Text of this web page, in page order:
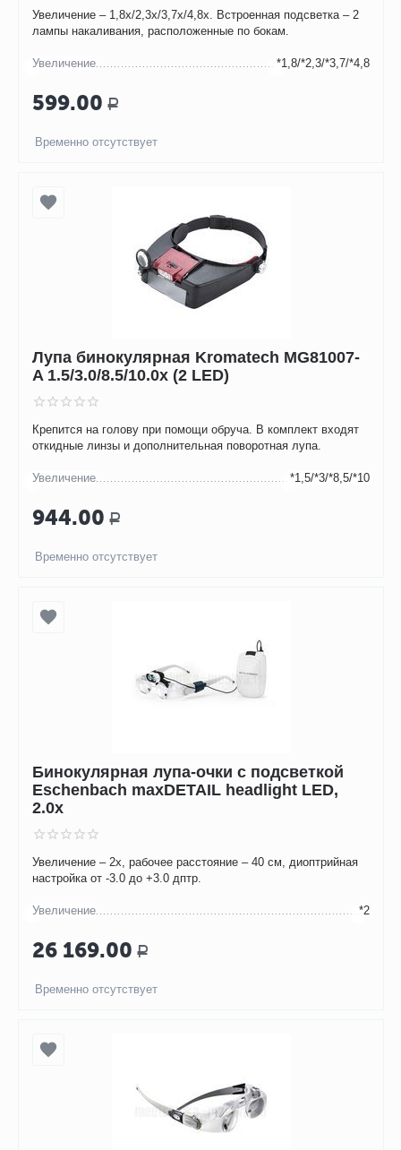
Увеличение – 1,8х/2,3х/3,7х/4,8х. Встроенная подсветка – 2
лампы накаливания, расположенные по бокам.
Увеличение *1,8/*2,3/*3,7/*4,8
599.00 Р
Временно отсутствует
Лупа бинокулярная Kromatech MG81007-
A 1.5/3.0/8.5/10.0x (2 LED)
Крепится на голову при помощи обруча. В комплект входят
откидные линзы и дополнительная поворотная лупа.
Увеличение *1,5/*3/*8,5/*10
944.00 Р
Временно отсутствует
Бинокулярная лупа-очки с подсветкой
Eschenbach maxDETAIL headlight LED,
2.0x
Увеличение – 2х, рабочее расстояние – 40 см, диоптрийная
настройка от -3.0 до +3.0 дптр.
Увеличение *2
26 169.00 Р
Временно отсутствует